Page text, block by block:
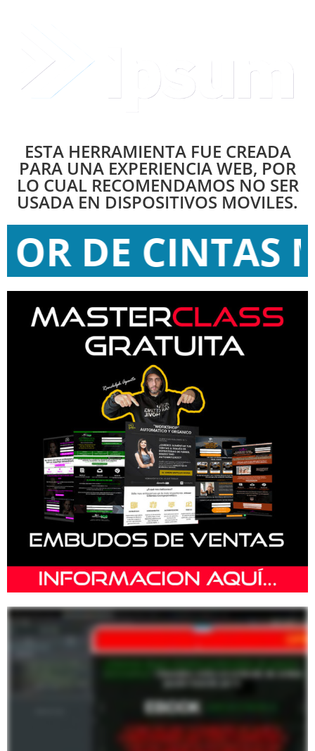
ESTA HERRAMIENTA FUE CREADA
PARA UNA EXPERIENCIA WEB, POR
LO CUAL RECOMENDAMOS NO SER
USADA EN DISPOSITIVOS MOVILES.
DE CINTAS